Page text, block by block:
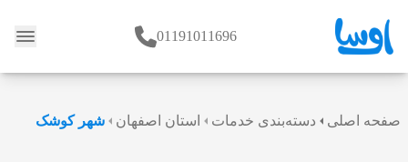
وبلاگ 01191011696
صفحه اصلی دسته‌بندی خدمات استان اصفهان شهر کوشک